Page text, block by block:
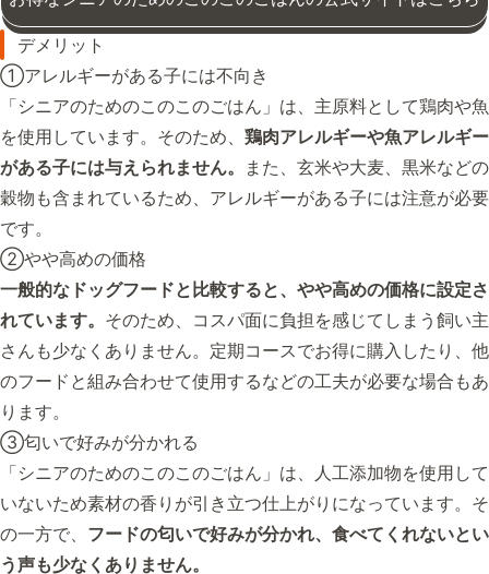
デメリット
①アレルギーがある子には不向き
「シニアのためのこのこのごはん」は、主原料として鶏肉や魚
を使用しています。そのため、 鶏肉アレルギーや魚アレルギー
がある子には与えられません。
また、玄米や大麦、黒米などの
穀物も含まれているため、アレルギーがある子には注意が必要
です。
②やや高めの価格
一般的なドッグフードと比較すると、やや高めの価格に設定さ
れています。 そのため、コスパ面に負担を感じてしまう飼い主
さんも少なくありません。定期コースでお得に購入したり、他
のフードと組み合わせて使用するなどの工夫が必要な場合もあ
ります。
③匂いで好みが分かれる
「シニアのためのこのこのごはん」は、人工添加物を使用して
いないため素材の香りが引き立つ仕上がりになっています。そ
の一方で、 フードの匂いで好みが分かれ、食べてくれないとい
う声も少なくありません。